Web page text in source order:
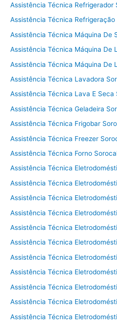
n
c
a
t
n
i
a
l
a
e
e
c
a
o
t
Assistência Técnica Refrigerador
Assistência Técnica
Assistência Técnica Máquina De
Assistência Técnica Máquina De
Assistência Técnica Máquina De
Assistência Técnica Lavadora
Assistência Técnica Lava E Seca
Assistência Técnica Geladeira
Assistência Técnica Frigobar
Assistência Técnica Freezer
Assistência Técnica Forno
Assistência Técnica
Assistência Técnica
Assistência Técnica
Assistência Técnica
Assistência Técnica
Assistência Técnica
Assistência Técnica
Assistência Técnica
Assistência Técnica
Assistência Técnica
Assistência Técnica